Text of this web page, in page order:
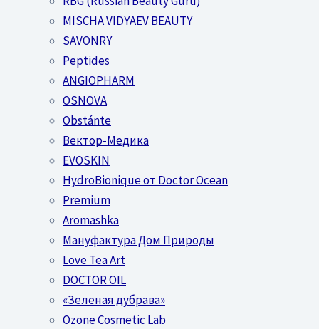
MISCHA VIDYAEV BEAUTY
SAVONRY
Peptides
ANGIOPHARM
OSNOVA
Obstánte
Вектор-Медика
EVOSKIN
HydroBionique от Doctor Ocean
Premium
Aromashka
Мануфактура Дом Природы
Love Tea Art
DOCTOR OIL
«Зеленая дубрава»
Ozone Cosmetic Lab